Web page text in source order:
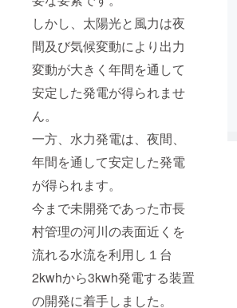
しかし、太陽光と風力は夜
間及び気候変動により出力
変動が大きく年間を通して
安定した発電が得られませ
ん。
一方、水力発電は、夜間、
年間を通して安定した発電
が得られます。
今まで未開発であった市長
村管理の河川の表面近くを
流れる水流を利用し１台
2kwhから3kwh発電する装置
の開発に着手しました。